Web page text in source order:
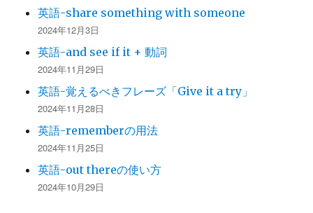
英語-share something with someone
2024年12月3日
英語-and see if it + 動詞
2024年11月29日
英語-覚えるべきフレーズ「Give it a try」
2024年11月28日
英語-rememberの用法
2024年11月25日
英語-out thereの使い方
2024年10月29日